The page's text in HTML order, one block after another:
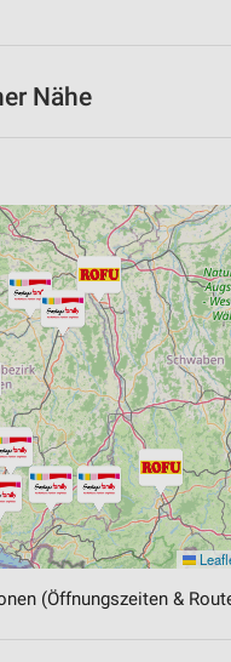
Nähe
(Öffnungszeiten &